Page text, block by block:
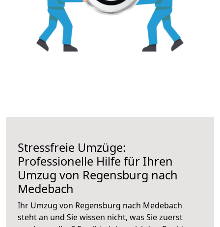
Stressfreie Umzüge:
Professionelle Hilfe für Ihren
Umzug von Regensburg nach
Medebach
Ihr Umzug von Regensburg nach Medebach
steht an und Sie wissen nicht, was Sie zuerst